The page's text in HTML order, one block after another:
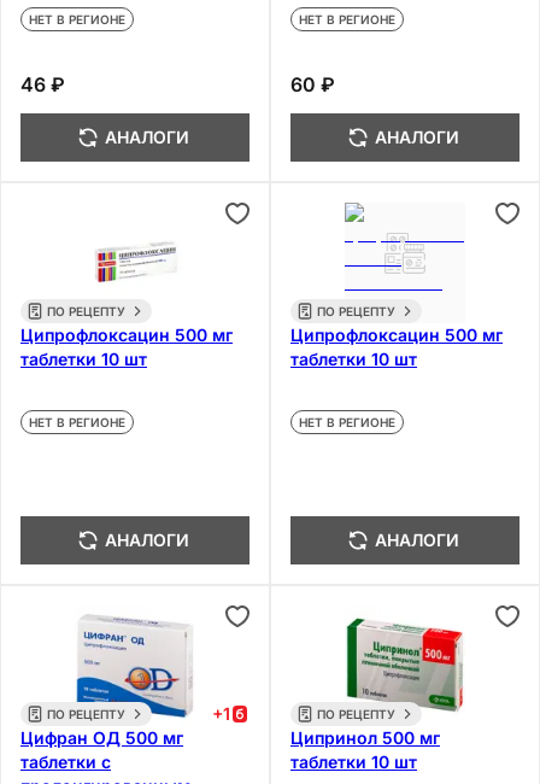
НЕТ В РЕГИОНЕ
46 ₽
АНАЛОГИ
НЕТ В РЕГИОНЕ
60 ₽
АНАЛОГИ
ПО РЕЦЕПТУ
Ципрофлоксацин 500 мг
таблетки 10 шт
НЕТ В РЕГИОНЕ
АНАЛОГИ
ПО РЕЦЕПТУ
Ципрофлоксацин 500 мг
таблетки 10 шт
НЕТ В РЕГИОНЕ
АНАЛОГИ
ПО РЕЦЕПТУ +1
Цифран ОД 500 мг
таблетки с
ПО РЕЦЕПТУ
Ципринол 500 мг
таблетки 10 шт